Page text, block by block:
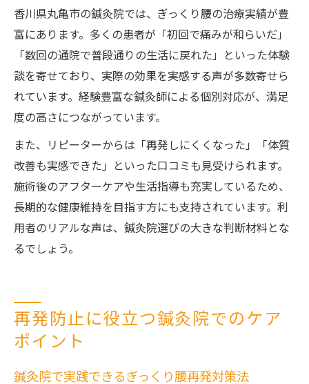
香川県丸亀市の鍼灸院では、ぎっくり腰の治療実績が豊
富にあります。多くの患者が「初回で痛みが和らいだ」
「数回の通院で普段通りの生活に戻れた」といった体験
談を寄せており、実際の効果を実感する声が多数寄せら
れています。経験豊富な鍼灸師による個別対応が、満足
度の高さにつながっています。
また、リピーターからは「再発しにくくなった」「体質
改善も実感できた」といった口コミも見受けられます。
施術後のアフターケアや生活指導も充実しているため、
長期的な健康維持を目指す方にも支持されています。利
用者のリアルな声は、鍼灸院選びの大きな判断材料とな
るでしょう。
再発防止に役立つ鍼灸院でのケア
ポイント
鍼灸院で実践できるぎっくり腰再発対策法